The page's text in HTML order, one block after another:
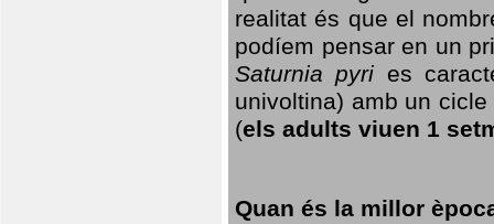
realitat és que el
podíem pensar en un
Saturnia pyri es
univoltina) amb un
(els adults viuen 1
Quan és la millor